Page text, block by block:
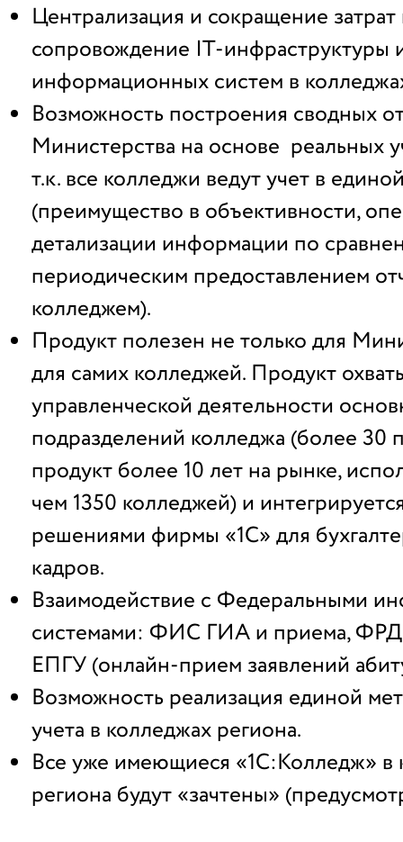
Централизация и сокращение затрат
сопровождение IT-инфраструктуры
информационных систем в
Возможность построения сводных
Министерства на основе реальных
т.к. все колледжи ведут учет в
(преимущество в объективности,
детализации информации по
периодическим предоставлением
колледжем).
Продукт полезен не только для
для самих колледжей. Продукт
управленческой деятельности
подразделений колледжа (более 30
продукт более 10 лет на рынке,
чем 1350 колледжей) и
решениями фирмы «1С» для
кадров.
Взаимодействие с Федеральными
системами: ФИС ГИА и приема,
ЕПГУ (онлайн-прием заявлений
Возможность реализация единой
учета в колледжах региона.
Все уже имеющиеся «1С:Колледж» в
региона будут «зачтены»